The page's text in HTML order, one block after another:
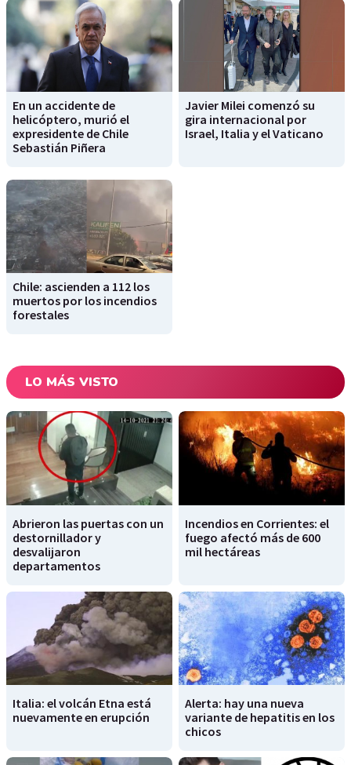
En un accidente de
helicóptero, murió el
expresidente de Chile
Sebastián Piñera
Javier Milei comenzó su
gira internacional por
Israel, Italia y el Vaticano
Chile: ascienden a 112 los
muertos por los incendios
forestales
LO MÁS VISTO
Abrieron las puertas con un
destornillador y
desvalijaron
departamentos
Incendios en Corrientes: el
fuego afectó más de 600
mil hectáreas
Italia: el volcán Etna está
nuevamente en erupción
Alerta: hay una nueva
variante de hepatitis en los
chicos